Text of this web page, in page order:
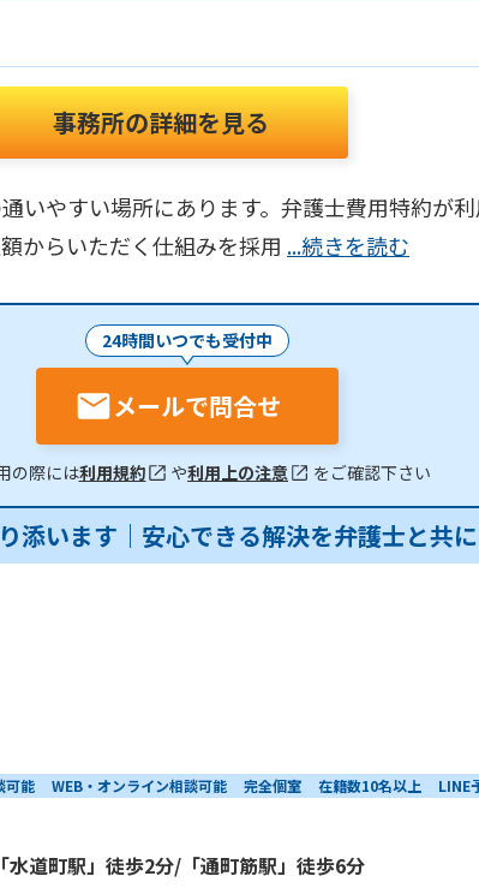
事務所の詳細を見る
いやすい場所にあります。弁護士費用特約が
からいただく仕組みを採用 ...続きを読む
24時間いつでも受付中
メールで問合せ
の際には利用規約 や利用上の注意 をご確認下さい
添います｜安心できる解決を弁護士と共に
可能 WEB・オンライン相談可能 完全個室 在籍数10名以上
LINE
水道町駅」徒歩2分/「通町筋駅」徒歩6分